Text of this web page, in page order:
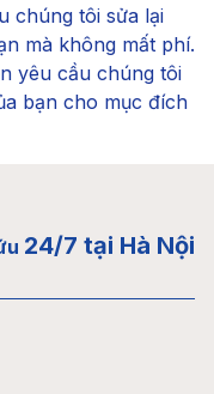
chúng tôi sửa lại
mà không mất phí.
yêu cầu chúng tôi
bạn cho mục đích
24/7 tại Hà Nội